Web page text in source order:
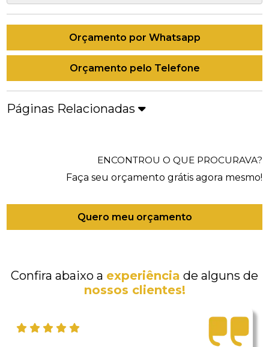
Orçamento por Whatsapp
Orçamento pelo Telefone
Páginas Relacionadas
ENCONTROU O QUE PROCURAVA?
Faça seu orçamento grátis agora mesmo!
Quero meu orçamento
Confira abaixo a experiência de alguns de
nossos clientes!